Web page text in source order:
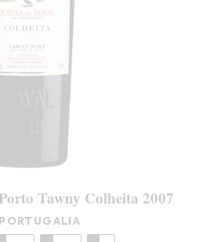
Tawny Colheita 2007
PORTUGALIA